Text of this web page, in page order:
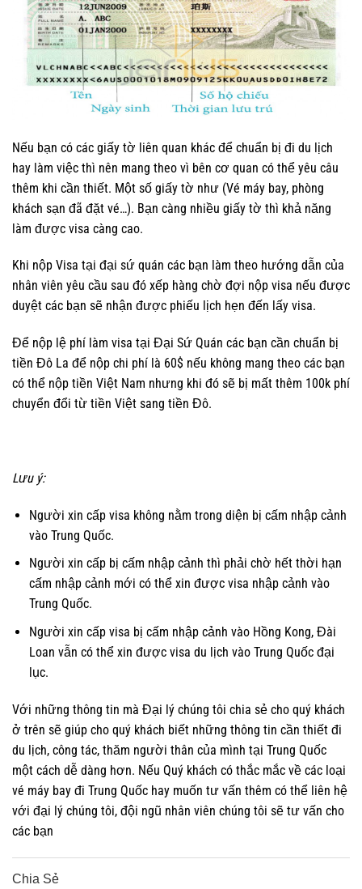
Nếu bạn có các giấy tờ liên quan khác để chuẩn bị đi du lịch
hay làm việc thì nên mang theo vì bên cơ quan có thể yêu câu
thêm khi cần thiết. Một số giấy tờ như (Vé máy bay, phòng
khách sạn đã đặt vé…). Bạn càng nhiều giấy tờ thì khả năng
làm được visa càng cao.
Khi nộp Visa tại đại sứ quán các bạn làm theo hướng dẫn của
nhân viên yêu cầu sau đó xếp hàng chờ đợi nộp visa nếu được
duyệt các bạn sẽ nhận được phiếu lịch hẹn đến lấy visa.
Để nộp lệ phí làm visa tại Đại Sứ Quán các bạn cần chuẩn bị
tiền Đô La để nộp chi phí là 60$ nếu không mang theo các bạn
có thể nộp tiền Việt Nam nhưng khi đó sẽ bị mất thêm 100k phí
chuyển đổi từ tiền Việt sang tiền Đô.
Lưu ý:
Người xin cấp visa không nằm trong diện bị cấm nhập cảnh
vào Trung Quốc.
Người xin cấp bị cấm nhập cảnh thì phải chờ hết thời hạn
cấm nhập cảnh mới có thể xin được visa nhập cảnh vào
Trung Quốc.
Người xin cấp visa bị cấm nhập cảnh vào Hồng Kong, Đài
Loan vẫn có thể xin được visa du lịch vào Trung Quốc đại
lục.
Với những thông tin mà Đại lý chúng tôi chia sẻ cho quý khách
ở trên sẽ giúp cho quý khách biết những thông tin cần thiết đi
du lịch, công tác, thăm người thân của mình tại Trung Quốc
một cách dễ dàng hơn. Nếu Quý khách có thắc mắc về các loại
vé máy bay đi Trung Quốc hay muốn tư vấn thêm có thể liên hệ
với đại lý chúng tôi, đội ngũ nhân viên chúng tôi sẽ tư vấn cho
các bạn
Chia Sẻ